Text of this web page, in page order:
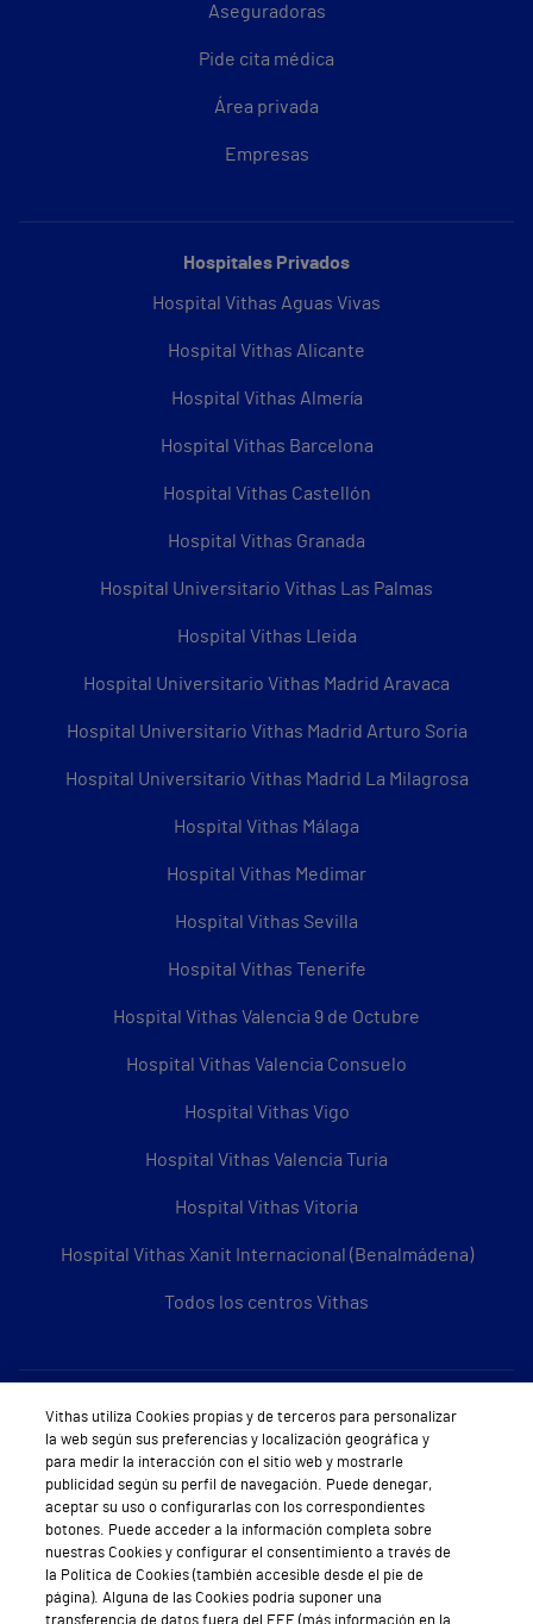
Aseguradoras
Pide cita médica
Área privada
Empresas
Hospitales Privados
Hospital Vithas Aguas Vivas
Hospital Vithas Alicante
Hospital Vithas Almería
Hospital Vithas Barcelona
Hospital Vithas Castellón
Hospital Vithas Granada
Hospital Universitario Vithas Las Palmas
Hospital Vithas Lleida
Hospital Universitario Vithas Madrid Aravaca
Hospital Universitario Vithas Madrid Arturo Soria
Hospital Universitario Vithas Madrid La Milagrosa
Hospital Vithas Málaga
Hospital Vithas Medimar
Hospital Vithas Sevilla
Hospital Vithas Tenerife
Hospital Vithas Valencia 9 de Octubre
Hospital Vithas Valencia Consuelo
Hospital Vithas Vigo
Hospital Vithas Valencia Turia
Hospital Vithas Vitoria
Hospital Vithas Xanit Internacional (Benalmádena)
Todos los centros Vithas
Sobre Vithas
Quiénes somos
Trabajar en Vithas
Teléfono Cita Médica
Teléfono Atención al Cliente
Vithas utiliza Cookies propias y de terceros para personalizar
la web según sus preferencias y localización geográfica y
para medir la interacción con el sitio web y mostrarle
publicidad según su perfil de navegación. Puede denegar,
aceptar su uso o configurarlas con los correspondientes
botones. Puede acceder a la información completa sobre
nuestras Cookies y configurar el consentimiento a través de
la Política de Cookies (también accesible desde el pie de
página). Alguna de las Cookies podría suponer una